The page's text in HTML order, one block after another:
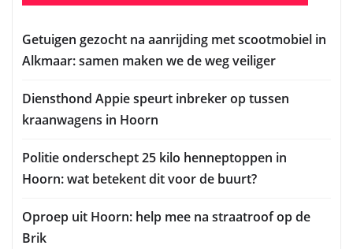
Getuigen gezocht na aanrijding met scootmobiel in
Alkmaar: samen maken we de weg veiliger
Diensthond Appie speurt inbreker op tussen
kraanwagens in Hoorn
Politie onderschept 25 kilo henneptoppen in
Hoorn: wat betekent dit voor de buurt?
Oproep uit Hoorn: help mee na straatroof op de
Brik